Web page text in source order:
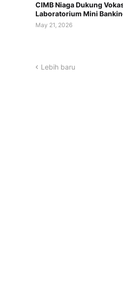
CIMB Niaga Dukung
Laboratorium Mini
May 21, 2026
Lebih baru